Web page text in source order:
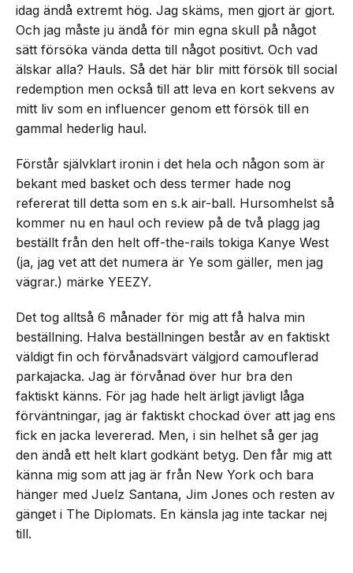
idag ändå extremt hög. Jag skäms, men gjort är gjort.
Och jag måste ju ändå för min egna skull på något
sätt försöka vända detta till något positivt. Och vad
älskar alla? Hauls. Så det här blir mitt försök till social
redemption men också till att leva en kort sekvens av
mitt liv som en influencer genom ett försök till en
gammal hederlig haul.
Förstår självklart ironin i det hela och någon som är
bekant med basket och dess termer hade nog
refererat till detta som en s.k air-ball. Hursomhelst så
kommer nu en haul och review på de två plagg jag
beställt från den helt off-the-rails tokiga Kanye West
(ja, jag vet att det numera är Ye som gäller, men jag
vägrar.) märke YEEZY.
Det tog alltså 6 månader för mig att få halva min
beställning. Halva beställningen består av en faktiskt
väldigt fin och förvånadsvärt välgjord camouflerad
parkajacka. Jag är förvånad över hur bra den
faktiskt känns. För jag hade helt ärligt jävligt låga
förväntningar, jag är faktiskt chockad över att jag ens
fick en jacka levererad. Men, i sin helhet så ger jag
den ändå ett helt klart godkänt betyg. Den får mig att
känna mig som att jag är från New York och bara
hänger med Juelz Santana, Jim Jones och resten av
gänget i The Diplomats. En känsla jag inte tackar nej
till.